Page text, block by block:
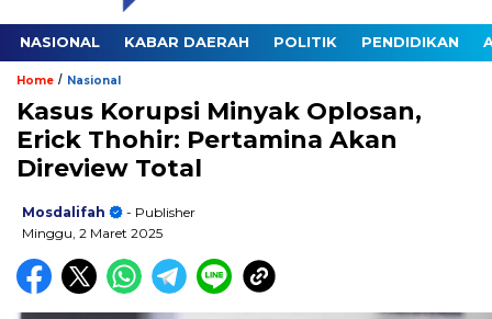
NASIONAL KABAR DAERAH POLITIK PENDIDIKAN
Home / Nasional
Kasus Korupsi Minyak Oplosan,
Erick Thohir: Pertamina Akan
Direview Total
Mosdalifah
- Publisher
Minggu, 2 Maret 2025